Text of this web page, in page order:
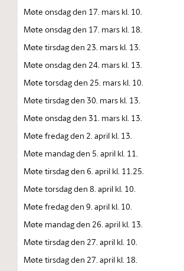
Møte onsdag den 17. mars kl. 10.
Møte onsdag den 17. mars kl. 18.
Møte tirsdag den 23. mars kl. 13.
Møte onsdag den 24. mars kl. 13.
Møte torsdag den 25. mars kl. 10.
Møte tirsdag den 30. mars kl. 13.
Møte onsdag den 31. mars kl. 13.
Møte fredag den 2. april kl. 13.
Møte mandag den 5. april kl. 11.
Møte tirsdag den 6. april kl. 11.25.
Møte torsdag den 8. april kl. 10.
Møte fredag den 9. april kl. 10.
Møte mandag den 26. april kl. 13.
Møte tirsdag den 27. april kl. 10.
Møte tirsdag den 27. april kl. 18.